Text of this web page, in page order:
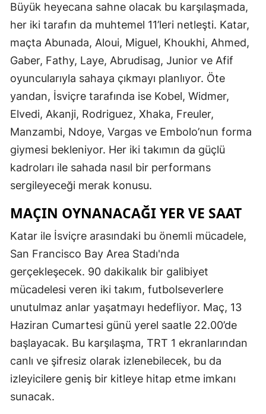
Büyük heyecana sahne olacak bu karşılaşmada,
her iki tarafın da muhtemel 11’leri netleşti. Katar,
maçta Abunada, Aloui, Miguel, Khoukhi, Ahmed,
Gaber, Fathy, Laye, Abrudisag, Junior ve Afif
oyuncularıyla sahaya çıkmayı planlıyor. Öte
yandan, İsviçre tarafında ise Kobel, Widmer,
Elvedi, Akanji, Rodriguez, Xhaka, Freuler,
Manzambi, Ndoye, Vargas ve Embolo’nun forma
giymesi bekleniyor. Her iki takımın da güçlü
kadroları ile sahada nasıl bir performans
sergileyeceği merak konusu.
MAÇIN OYNANACAĞI YER VE SAAT
Katar ile İsviçre arasındaki bu önemli mücadele,
San Francisco Bay Area Stadı'nda
gerçekleşecek. 90 dakikalık bir galibiyet
mücadelesi veren iki takım, futbolseverlere
unutulmaz anlar yaşatmayı hedefliyor. Maç, 13
Haziran Cumartesi günü yerel saatle 22.00’de
başlayacak. Bu karşılaşma, TRT 1 ekranlarından
canlı ve şifresiz olarak izlenebilecek, bu da
izleyicilere geniş bir kitleye hitap etme imkanı
sunacak.